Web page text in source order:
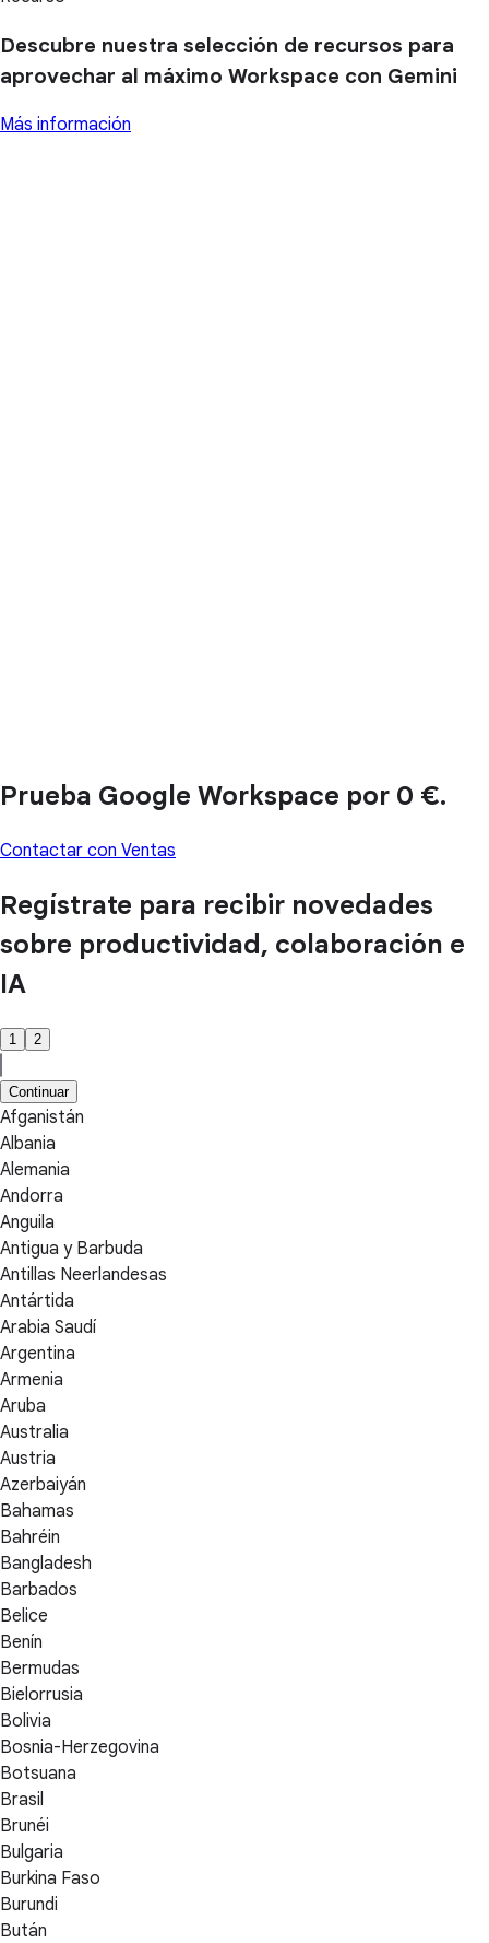
Descubre nuestra selección de recursos para
aprovechar al máximo Workspace con Gemini
Más información
Prueba Google Workspace por 0 €.
Contactar con Ventas
Regístrate para recibir novedades
sobre productividad, colaboración e
IA
1 2
Continuar
Afganistán
Albania
Alemania
Andorra
Anguila
Antigua y Barbuda
Antillas Neerlandesas
Antártida
Arabia Saudí
Argentina
Armenia
Aruba
Australia
Austria
Azerbaiyán
Bahamas
Bahréin
Bangladesh
Barbados
Belice
Benín
Bermudas
Bielorrusia
Bolivia
Bosnia-Herzegovina
Botsuana
Brasil
Brunéi
Bulgaria
Burkina Faso
Burundi
Bután